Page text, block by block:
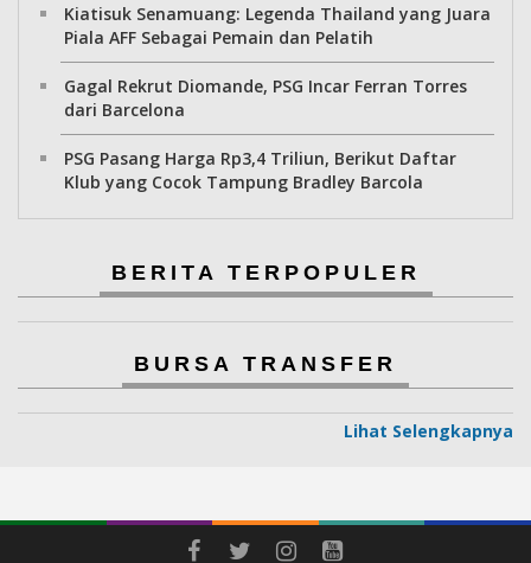
Kiatisuk Senamuang: Legenda Thailand yang Juara
Piala AFF Sebagai Pemain dan Pelatih
Gagal Rekrut Diomande, PSG Incar Ferran Torres
dari Barcelona
PSG Pasang Harga Rp3,4 Triliun, Berikut Daftar
Klub yang Cocok Tampung Bradley Barcola
BERITA TERPOPULER
BURSA TRANSFER
Lihat Selengkapnya